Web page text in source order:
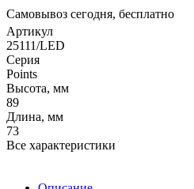
Самовывоз сегодня, бесплатно
Артикул
25111/LED
Серия
Points
Высота, мм
89
Длина, мм
73
Все характеристики